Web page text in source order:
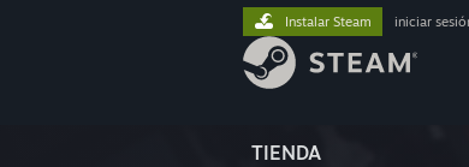
TIENDA
Instalar Steam iniciar